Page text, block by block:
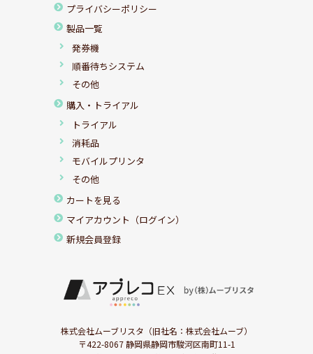
プライバシーポリシー
製品一覧
発券機
順番待ちシステム
その他
購入・トライアル
トライアル
消耗品
モバイルプリンタ
その他
カートを見る
マイアカウント（ログイン）
新規会員登録
株式会社ムーブリスタ（旧社名：株式会社ムーブ）
〒422-8067 静岡県静岡市駿河区南町11-1